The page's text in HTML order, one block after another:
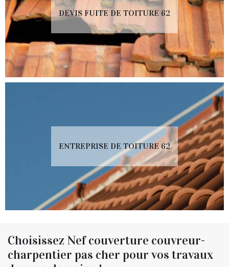
DEVIS FUITE DE TOITURE 62
ENTREPRISE DE TOITURE 62
Choisissez Nef couverture couvreur-
charpentier pas cher pour vos travaux